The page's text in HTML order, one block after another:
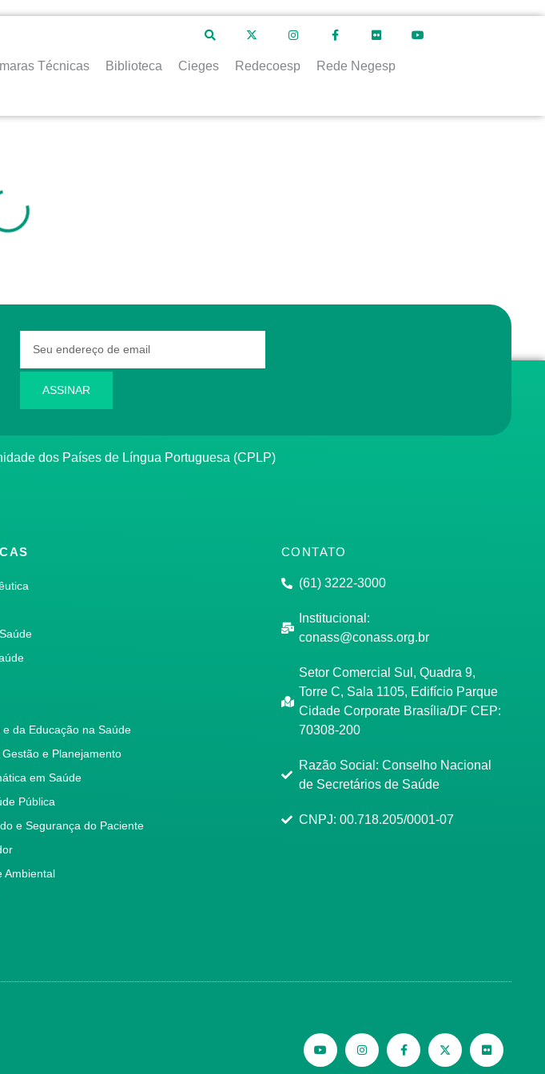
Técnicas Biblioteca Cieges Redecoesp Rede Negesp
ASSINAR
dos Países de Língua Portuguesa (CPLP)
da Educação na Saúde
e Planejamento
em Saúde
Pública
e Segurança do Paciente
Ambiental
CONTATO
(61) 3222-3000
Institucional:
conass@conass.org.br
Setor Comercial Sul, Quadra 9,
Torre C, Sala 1105, Edifício Parque
Cidade Corporate Brasília/DF CEP:
70308-200
Razão Social: Conselho Nacional
de Secretários de Saúde
CNPJ: 00.718.205/0001-07